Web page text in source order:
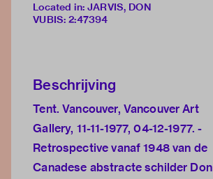
Located in: JARVIS, DON
VUBIS: 2:47394
Beschrijving
Tent. Vancouver, Vancouver Art
Gallery, 11-11-1977, 04-12-1977. -
Retrospective vanaf 1948 van de
Canadese abstracte schilder Don